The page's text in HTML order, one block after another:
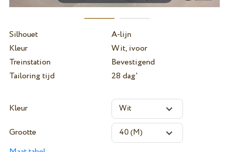
Silhouet
A-lijn
Kleur
Wit, ivoor
Treinstation
Bevestigend
Tailoring tijd
28 dag'
Kleur
Grootte